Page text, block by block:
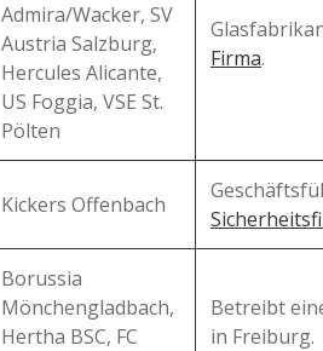
Admira/Wacker, SV
Austria Salzburg,
Hercules Alicante,
US Foggia, VSE St.
Pölten
Firma.
Kickers Offenbach
Borussia
Mönchengladbach,
Hertha BSC, FC
Betreibt
in Freiburg.